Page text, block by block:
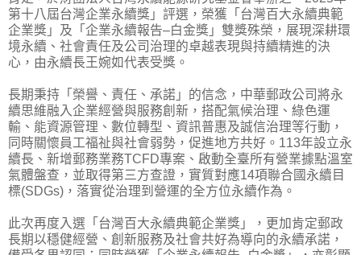
第十八屆台灣企業永續獎」評選，榮獲「台灣百大永續典範
企業獎」及「企業永續報告–白金獎」雙獎殊榮，展現深耕環
境永續、社會責任及公司治理的卓越表現與持續精進的決
心，由永續長王婉如代表受獎。
長期秉持「榮譽、責任、承諾」的信念，中華郵政公司將永
續思維融入企業經營與服務創新，搭配氣候治理、綠色運
輸、能資源管理、數位轉型、資訊普惠及誠信治理等行動，
同時關懷員工福祉與社會弱勢，促進地方共好。113年設立永
續長、新增郵務業務TCFD專案、啟動全臺所有營業據點溫室
氣體盤查，並取得第三方查證，實質對應14項聯合國永續目
標(SDGs)，落實從治理到營運的全方位永續作為。
此次再度入選「台灣百大永續典範企業獎」，更加肯定郵政
長期以穩健經營、創新服務及社會共好為導向的永續承諾，